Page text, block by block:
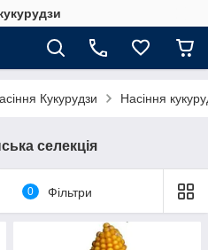
Кукурудзи Насіння
селекція
0 Фільтри